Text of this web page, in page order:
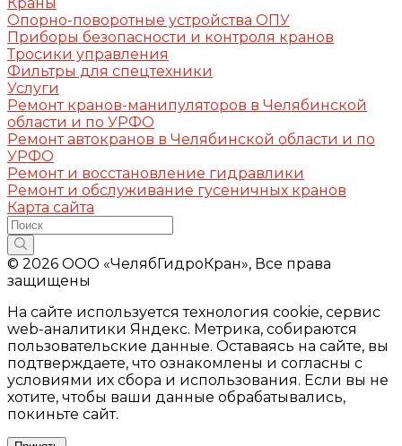
Опорно-поворотные устройства ОПУ
Приборы безопасности и контроля кранов
Тросики управления
Фильтры для спецтехники
Услуги
Ремонт кранов-манипуляторов в Челябинской
области и по УРФО
Ремонт автокранов в Челябинской области и по
УРФО
Ремонт и восстановление гидравлики
Ремонт и обслуживание гусеничных кранов
Карта сайта
© 2026 ООО «ЧелябГидроКран», Все права
защищены
На сайте используется технология cookie, сервис
web-аналитики Яндекс. Метрика, собираются
пользовательские данные. Оставаясь на сайте, вы
подтверждаете, что ознакомлены и согласны с
условиями их сбора и использования. Если вы не
хотите, чтобы ваши данные обрабатывались,
покиньте сайт.